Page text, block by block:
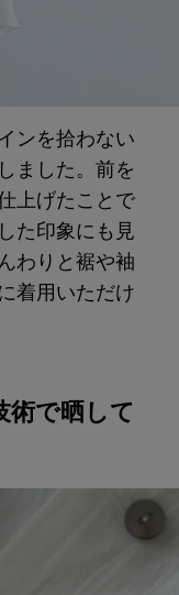
ンを拾わない
ました。前を
上げたことで
た印象にも見
わりと裾や袖
着用いただけ
術で晒して